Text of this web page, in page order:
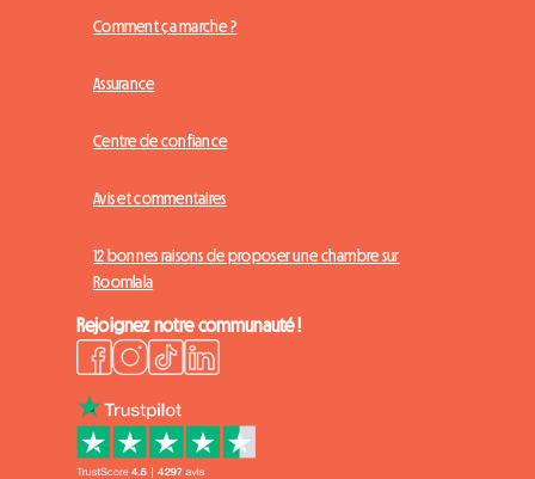
Comment ça marche ?
Assurance
Centre de confiance
Avis et commentaires
12 bonnes raisons de proposer une chambre sur
Roomlala
Rejoignez notre communauté !